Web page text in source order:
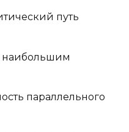
путь
наибольшим
параллельного